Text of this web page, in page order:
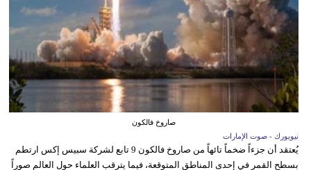
صاروخ فالكون
نيويورك - صوت الإمارات
يُعتقد أن جزءاً ضخماً تائهاً من صاروخ فالكون 9 تابع لشركة سبيس إكس ارتطم
بسطح القمر في إحدى المناطق المتوقعة، فيما يترقب العلماء حول العالم صوراً